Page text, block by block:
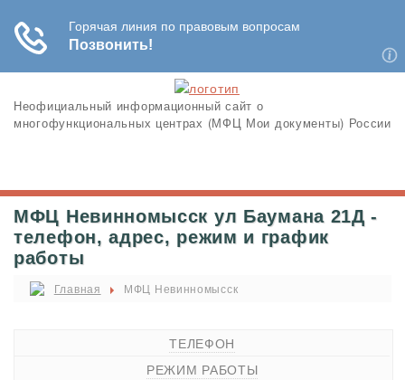
Неофициальный информационный сайт о
многофункциональных центрах (МФЦ Мои документы) России
МФЦ Невинномысск ул Баумана 21Д -
телефон, адрес, режим и график
работы
Главная МФЦ Невинномысск
ТЕЛЕФОН
РЕЖИМ РАБОТЫ